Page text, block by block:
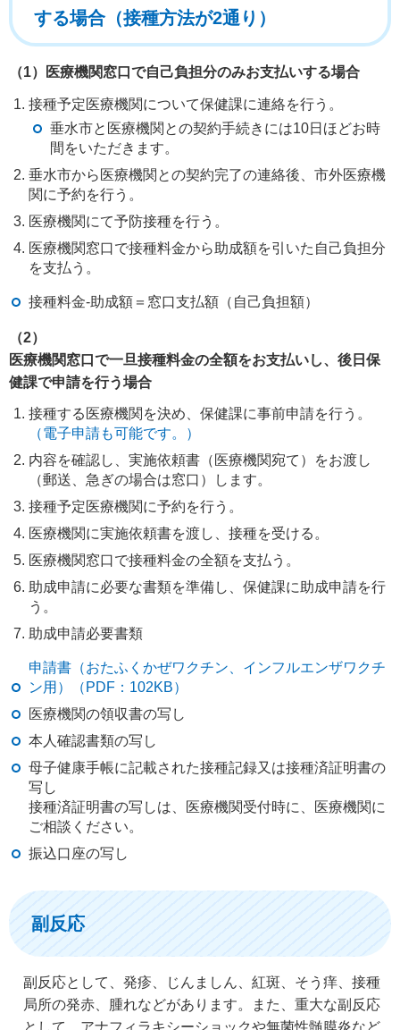
する場合（接種方法が2通り）
（1）医療機関窓口で自己負担分のみお支払いする場合
接種予定医療機関について保健課に連絡を行う。
垂水市と医療機関との契約手続きには10日ほどお時
間をいただきます。
垂水市から医療機関との契約完了の連絡後、市外医療機
関に予約を行う。
医療機関にて予防接種を行う。
医療機関窓口で接種料金から助成額を引いた自己負担分
を支払う。
接種料金-助成額＝窓口支払額（自己負担額）
（2）
医療機関窓口で一旦接種料金の全額をお支払いし、後日保
健課で申請を行う場合
接種する医療機関を決め、保健課に事前申請を行う。
（電子申請も可能です。）
内容を確認し、実施依頼書（医療機関宛て）をお渡し
（郵送、急ぎの場合は窓口）します。
接種予定医療機関に予約を行う。
医療機関に実施依頼書を渡し、接種を受ける。
医療機関窓口で接種料金の全額を支払う。
助成申請に必要な書類を準備し、保健課に助成申請を行
う。
助成申請必要書類
申請書（おたふくかぜワクチン、インフルエンザワクチ
ン用）（PDF：102KB）
医療機関の領収書の写し
本人確認書類の写し
母子健康手帳に記載された接種記録又は接種済証明書の
写し
接種済証明書の写しは、医療機関受付時に、医療機関に
ご相談ください。
振込口座の写し
副反応
副反応として、発疹、じんましん、紅斑、そう痒、接種
局所の発赤、腫れなどがあります。また、重大な副反応